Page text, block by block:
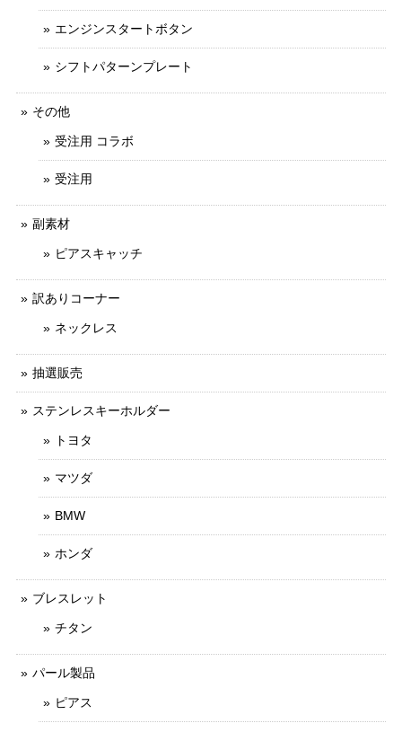
エンジンスタートボタン
シフトパターンプレート
その他
受注用 コラボ
受注用
副素材
ピアスキャッチ
訳ありコーナー
ネックレス
抽選販売
ステンレスキーホルダー
トヨタ
マツダ
BMW
ホンダ
ブレスレット
チタン
パール製品
ピアス